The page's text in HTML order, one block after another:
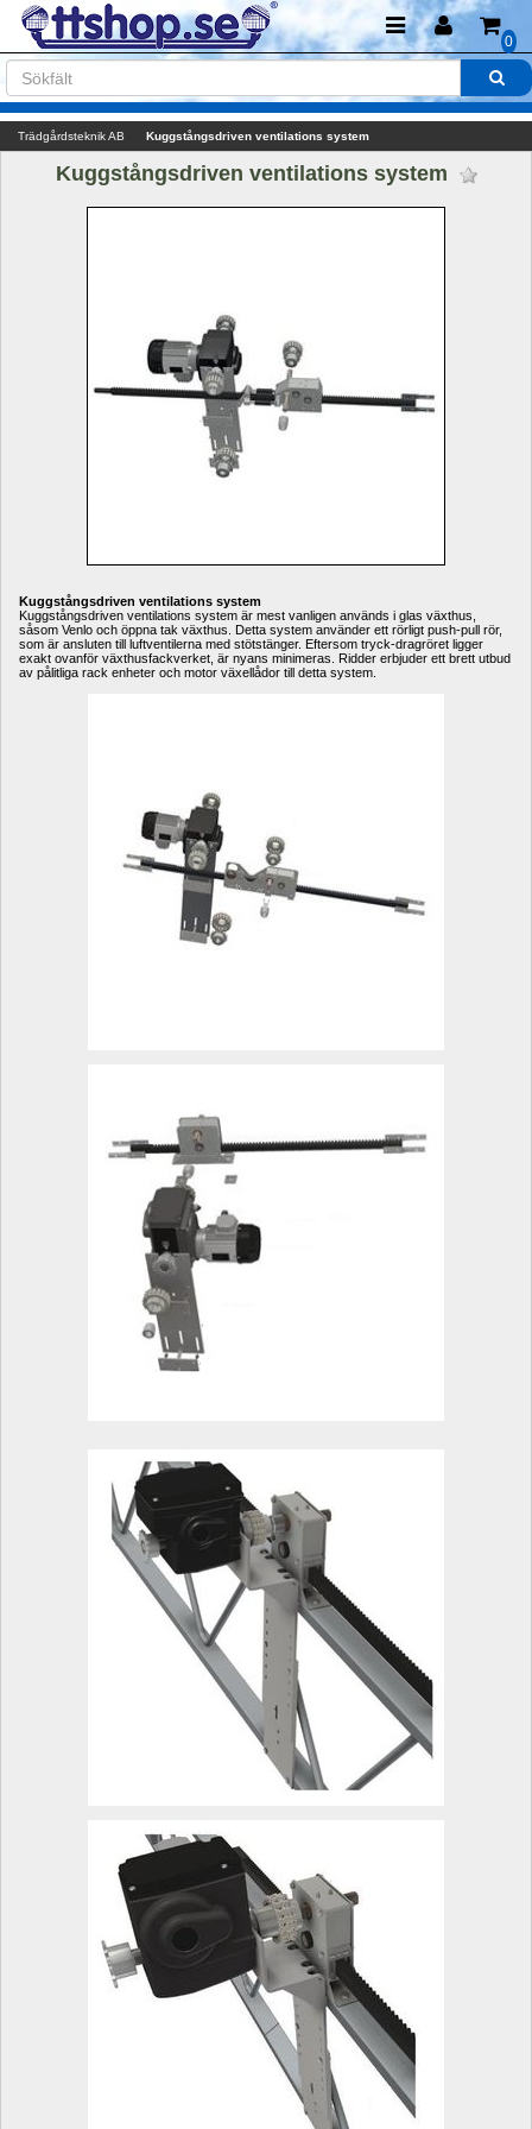
0
Trädgårdsteknik AB Kuggstångsdriven ventilations system
Kuggstångsdriven ventilations system
Kuggstångsdriven ventilations system
Kuggstångsdriven ventilations system är mest vanligen används i glas växthus,
såsom Venlo och öppna tak växthus. Detta system använder ett rörligt push-pull rör,
som är ansluten till luftventilerna med stötstänger. Eftersom tryck-dragröret ligger
exakt ovanför växthusfackverket, är nyans minimeras. Ridder erbjuder ett brett utbud
av pålitliga rack enheter och motor växellådor till detta system.